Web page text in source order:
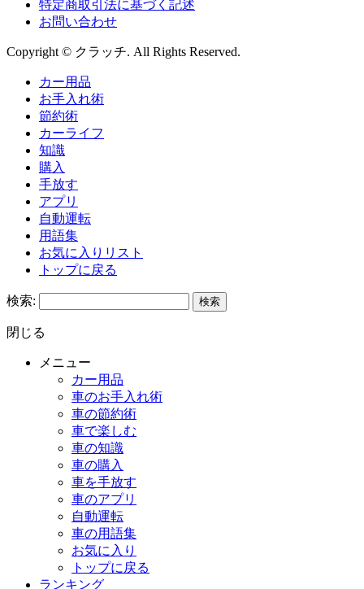
特定商取引法に基づく記述
お問い合わせ
Copyright © クラッチ. All Rights Reserved.
カー用品
お手入れ術
節約術
カーライフ
知識
購入
手放す
アプリ
自動運転
用語集
お気に入りリスト
トップに戻る
検索:
閉じる
メニュー
カー用品
車のお手入れ術
車の節約術
車で楽しむ
車の知識
車の購入
車を手放す
車のアプリ
自動運転
車の用語集
お気に入り
トップに戻る
ランキング